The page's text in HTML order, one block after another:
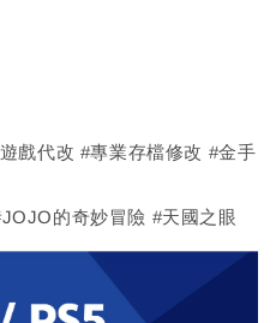
戲代改 #專業存檔修改 #金手
的奇妙冒險 #天國之眼